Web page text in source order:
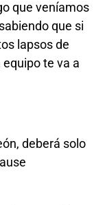
que veníamos
que si
lapsos de
te va a
deberá solo